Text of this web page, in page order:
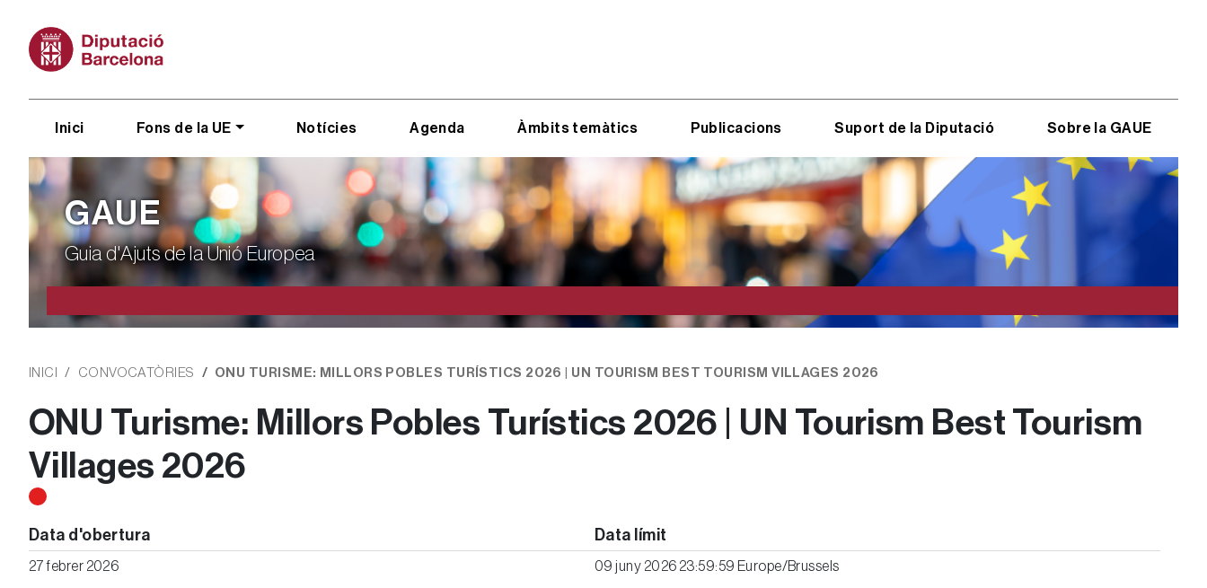
Inici Fons de la UE Notícies Agenda Àmbits temàtics Publicacions Suport de la Diputació Sobre la GAUE
GAUE
Guia d'Ajuts de la Unió Europea
Fil d'ariadna
INICI CONVOCATÒRIES ONU TURISME: MILLORS POBLES TURÍSTICS 2026 | UN TOURISM BEST TOURISM VILLAGES 2026
ONU Turisme: Millors Pobles Turístics 2026 | UN Tourism Best Tourism
Villages 2026
Data d'obertura
27 febrer 2026
Data límit
09 juny 2026 23:59:59 Europe/Brussels